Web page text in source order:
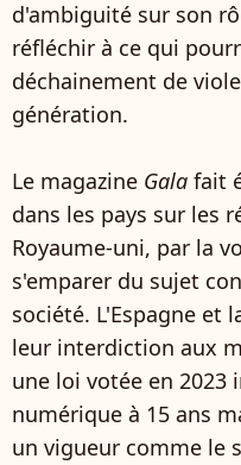
d'ambiguité sur son
réfléchir à ce qui
déchainement de
génération.
Le magazine Gala fait
dans les pays sur les
Royaume-uni, par la
s'emparer du sujet
société. L'Espagne et
leur interdiction aux
une loi votée en
numérique à 15 ans
un vigueur comme le